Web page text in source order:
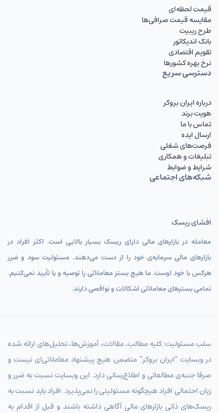
قیمت لحظه‌ای
مقایسه قیمت صرافی‌ها
طرح ریبیت
بانک اندیکاتور
تقویم اقتصادی
نرخ بهره کشورها
دسترسی سریع
درباره ایران بروکر
هویت برند
تماس با ما
ارسال ایده
فرصت‌های شغلی
تبلیغات و همکاری
شرایط و ضوابط
شبکه‌های اجتماعی
افشای ریسک
معامله در بازارهای مالی دارای ریسک بسیار بالایی است. اکثر افراد در
بازارهای مالی سرمایه‌ی خود را از دست می‌دهند. مسئولیت سود و ضرر
هرکس با خود اوست. ما هیچ بستر معاملاتی را توصیه و یا تأیید نمی‌کنیم.
تمامی بسترهای معاملاتی اشکالات و نواقصی دارند.
سلب مسئولیت: کلیه مطالب، مقالات، آموزش‌ها، تحلیل‌های ارائه شده
در وبسایت “ایران بروکر” متضمن هیچ پیشنهاد معاملاتی‌ای نیست و
صرفا جنبه‌ی مطالعاتی و اطلاع‌رسانی دارد. این وبسایت نسبت به ضرر و
زیان احتمالی افراد هیچگونه مسئولیتی را نمی‌پذیرد. افراد باید نسبت به
ریسک‌های ذاتی بازارهای مالی آگاهی داشته باشند و قبل از اقدام به